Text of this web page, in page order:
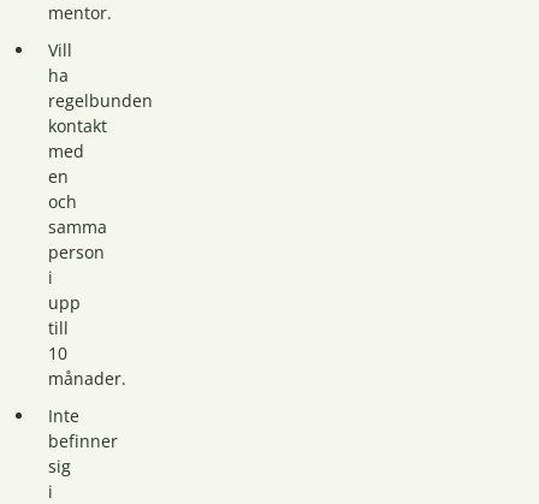
mentor.
Vill
ha
regelbunden
kontakt
med
en
och
samma
person
i
upp
till
10
månader.
Inte
befinner
sig
i